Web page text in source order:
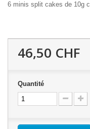
6 minis split cakes de 10g
46,50 CHF
Quantité